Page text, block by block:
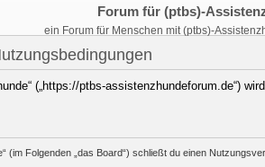
Forum für (ptbs)-
ein Forum für Menschen mit (ptbs)-
(„https://ptbs-assistenzhundeforum.de“)
(im Folgenden „das Board“) schließt du einen